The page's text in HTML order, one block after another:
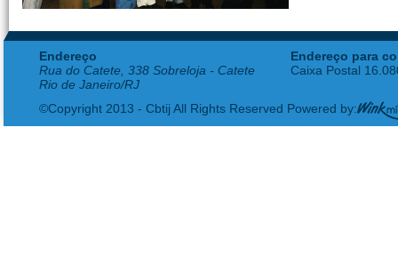
Endereço
Rua do Catete, 338 Sobreloja - Catete
Rio de Janeiro/RJ
Endereço para
Caixa Postal
©Copyright 2013 - Cbtij All Rights Reserved Powered by: